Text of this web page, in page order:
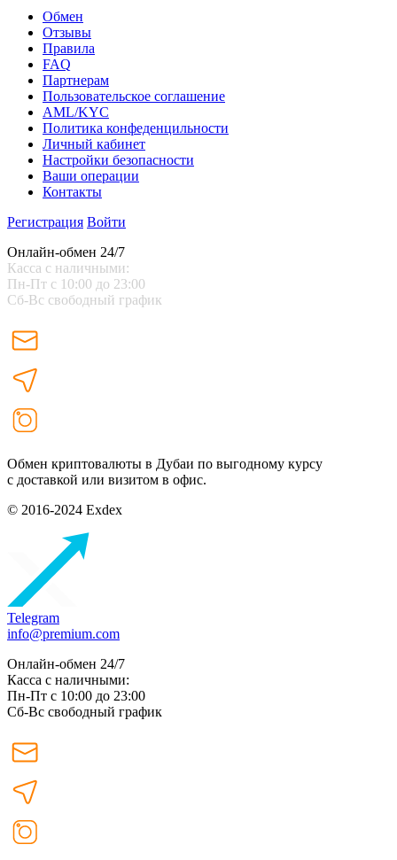
Обмен
Отзывы
Правила
FAQ
Партнерам
Пользовательское соглашение
AML/KYC
Политика конфеденцильности
Личный кабинет
Настройки безопасности
Ваши операции
Контакты
Регистрация Войти
Онлайн-обмен 24/7
Касса с наличными:
Пн-Пт с 10:00 до 23:00
Сб-Вс свободный график
Обмен криптовалюты в Дубаи по выгодному курсу
с доставкой или визитом в офис.
© 2016-2024 Exdex
Telegram
info@premium.com
Онлайн-обмен 24/7
Касса с наличными:
Пн-Пт с 10:00 до 23:00
Сб-Вс свободный график